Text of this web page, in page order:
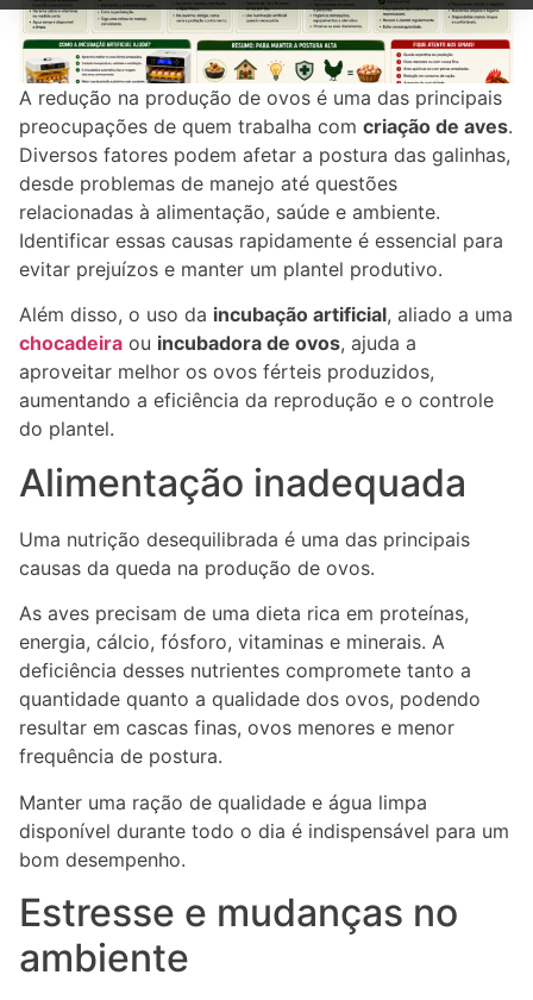
A redução na produção de ovos é uma das principais
preocupações de quem trabalha com criação de aves.
Diversos fatores podem afetar a postura das galinhas,
desde problemas de manejo até questões
relacionadas à alimentação, saúde e ambiente.
Identificar essas causas rapidamente é essencial para
evitar prejuízos e manter um plantel produtivo.
Além disso, o uso da incubação artificial, aliado a uma
chocadeira ou incubadora de ovos, ajuda a
aproveitar melhor os ovos férteis produzidos,
aumentando a eficiência da reprodução e o controle
do plantel.
Alimentação inadequada
Uma nutrição desequilibrada é uma das principais
causas da queda na produção de ovos.
As aves precisam de uma dieta rica em proteínas,
energia, cálcio, fósforo, vitaminas e minerais. A
deficiência desses nutrientes compromete tanto a
quantidade quanto a qualidade dos ovos, podendo
resultar em cascas finas, ovos menores e menor
frequência de postura.
Manter uma ração de qualidade e água limpa
disponível durante todo o dia é indispensável para um
bom desempenho.
Estresse e mudanças no
ambiente